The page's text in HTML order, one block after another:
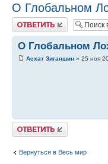
О Глобальном
Ответить
О Глобальном
Асхат Зиганшин » 25 ноя
Ответить
Вернуться в Весь мир